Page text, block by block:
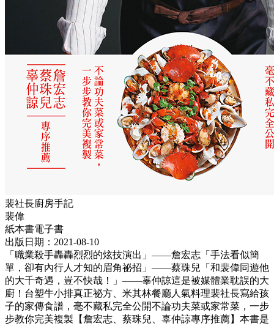
裴社長廚房手記
裴偉
紙本書電子書
出版日期：2021-08-10
「職業殺手轟轟烈烈的炫技演出」——詹宏志「手法看似簡
單，卻有內行人才知的眉角祕招」——蔡珠兒「和裴偉同遊他
的大千奇遇，豈不快哉！」——辜仲諒這是被媒體業耽誤的大
廚！台塑牛小排真正祕方、米其林餐廳人氣料理裴社長寫給孩
子的家傳食譜，毫不藏私完全公開不論功夫菜或家常菜，一步
步教你完美複製【詹宏志、蔡珠兒、辜仲諒專序推薦】本書是